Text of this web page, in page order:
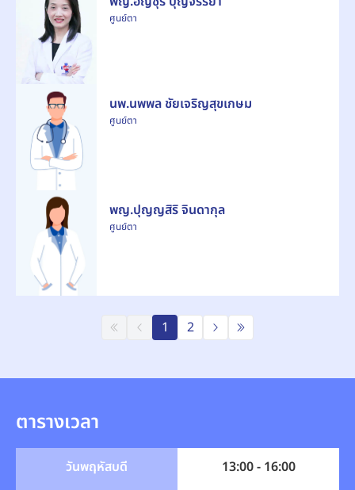
ศูนย์ตา
นพ.นพพล ชัยเจริญสุขเกษม
ศูนย์ตา
พญ.ปุญญสิริ จินดากุล
ศูนย์ตา
1 2
ตารางเวลา
วันพฤหัสบดี
13:00 - 16:00